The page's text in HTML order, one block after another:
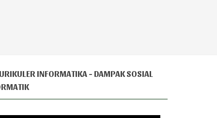
INFORMATIKA - DAMPAK SOSIAL